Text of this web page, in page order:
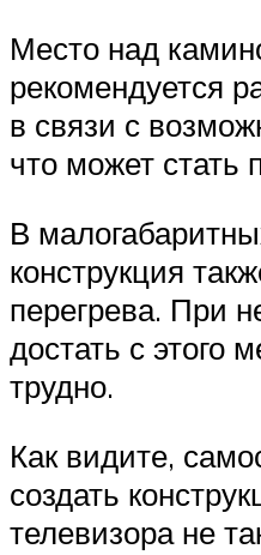
Место над
рекомендуется
в связи с
что может стать
В
конструкция
перегрева. При
достать с этого
трудно.
Как видите,
создать
телевизора не